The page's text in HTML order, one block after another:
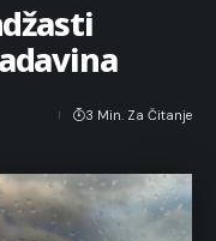
3 Min. Za Čitanje